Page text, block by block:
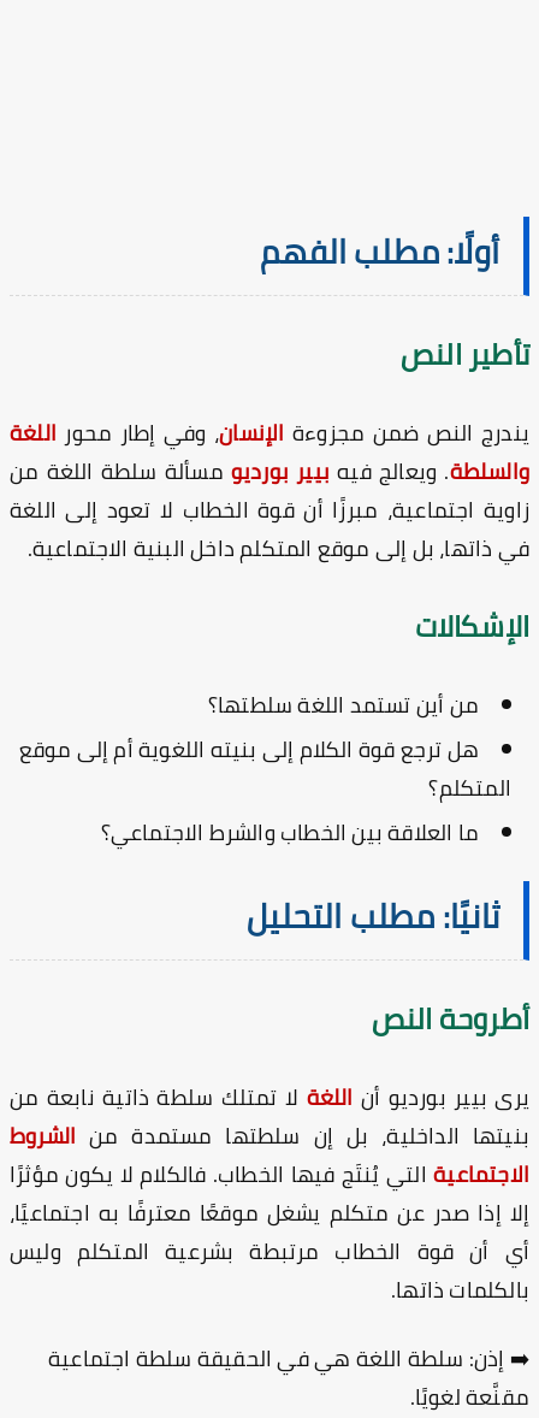
أولًا: مطلب الفهم
النص
النص ضمن مجزوءةالإنسان، وفي إطار محوراللغة
. ويعالج فيهبيير بورديومسألة سلطة اللغة من
اجتماعية، مبرزًا أن قوة الخطاب لا تعود إلى اللغة
ذاتها، بل إلى موقع المتكلم داخل البنية الاجتماعية.
من أين تستمد اللغة سلطتها؟
هل ترجع قوة الكلام إلى بنيته اللغوية أم إلى موقع
المتكلم؟
ما العلاقة بين الخطاب والشرط الاجتماعي؟
ثانيًا: مطلب التحليل
النص
بيير بورديو أناللغةلا تمتلك سلطة ذاتية نابعة من
الداخلية، بل إن سلطتها مستمدة منالشروط
التي يُنتَج فيها الخطاب. فالكلام لا يكون مؤثرًا
إذا صدر عن متكلم يشغل موقعًا معترفًا به اجتماعيًا،
أن قوة الخطاب مرتبطة بشرعية المتكلم وليس
ذاتها.
إذن:سلطة اللغةهي في الحقيقة سلطة اجتماعية
لغويًا.